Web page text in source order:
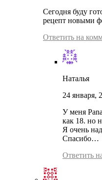
Сегодня буду
рецепт новыми
Ответить на
Наталья
24 января,
У меня
как 18. но
Я очень
Спасибо…
Ответить